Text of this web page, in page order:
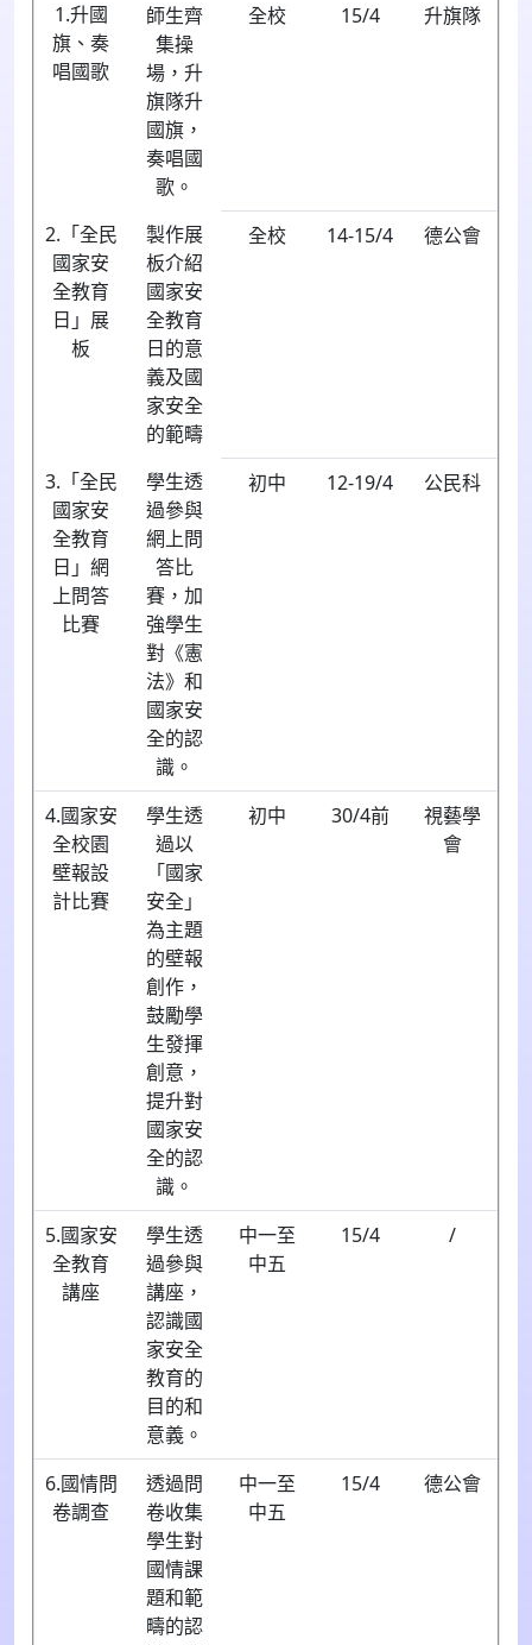
1.升國
旗、奏
唱國歌
師生齊
集操
場，升
旗隊升
國旗，
奏唱國
歌。
全校 15/4 升旗隊
2.「全民
國家安
全教育
日」展
板
製作展
板介紹
國家安
全教育
日的意
義及國
家安全
的範疇
全校 14-15/4 德公會
3.「全民
國家安
全教育
日」網
上問答
比賽
學生透
過參與
網上問
答比
賽，加
強學生
對《憲
法》和
國家安
全的認
識。
初中 12-19/4 公民科
4.國家安
全校園
壁報設
計比賽
學生透
過以
「國家
安全」
為主題
的壁報
創作，
鼓勵學
生發揮
創意，
提升對
國家安
全的認
識。
初中 30/4前
視藝學
會
5.國家安
全教育
講座
學生透
過參與
講座，
認識國
家安全
教育的
目的和
意義。
中一至
中五
15/4 /
6.國情問
卷調查
透過問
卷收集
學生對
國情課
題和範
疇的認
中一至
中五
15/4 德公會